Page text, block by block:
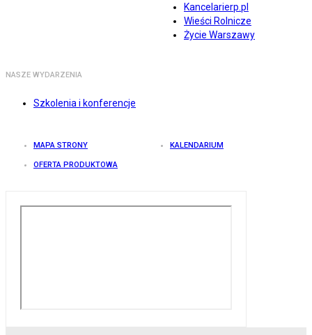
Kancelarierp.pl
Wieści Rolnicze
Życie Warszawy
NASZE WYDARZENIA
Szkolenia i konferencje
MAPA STRONY KALENDARIUM
OFERTA PRODUKTOWA